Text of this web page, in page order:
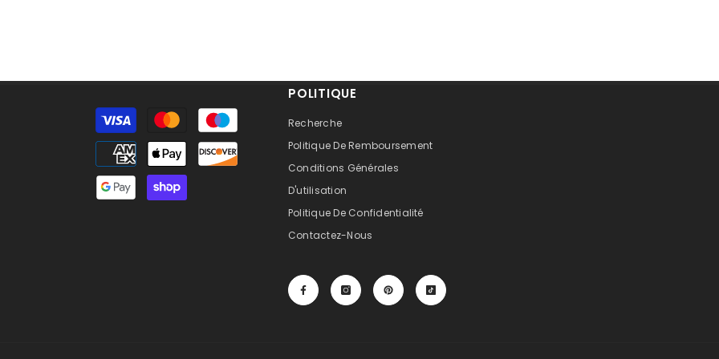
Moyens
de
paiement
POLITIQUE
Recherche
Politique De Remboursement
Conditions Générales
D'utilisation
Politique De Confidentialité
Contactez-Nous